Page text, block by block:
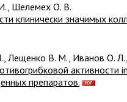
Шелемех О. В.
клинически значимых
Лещенко В. М., Иванов О.
активности
препаратов.